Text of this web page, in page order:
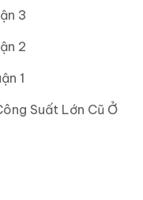
3
2
1
Suất Lớn Cũ Ở